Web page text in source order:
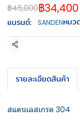
฿45,000฿34,400
แบรนด์: SANDENหมว
แชร์
รายละเอียดสินค้า
สแตนเลสเกรด 304